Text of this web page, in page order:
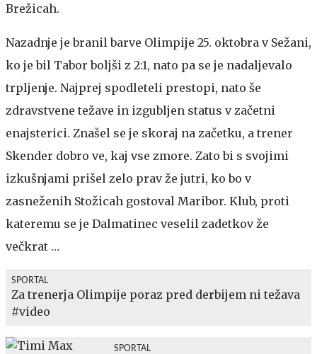
Brežicah.
Nazadnje je branil barve Olimpije 25. oktobra v Sežani,
ko je bil Tabor boljši z 2:1, nato pa se je nadaljevalo
trpljenje. Najprej spodleteli prestopi, nato še
zdravstvene težave in izgubljen status v začetni
enajsterici. Znašel se je skoraj na začetku, a trener
Skender dobro ve, kaj vse zmore. Zato bi s svojimi
izkušnjami prišel zelo prav že jutri, ko bo v
zasneženih Stožicah gostoval Maribor. Klub, proti
kateremu se je Dalmatinec veselil zadetkov že
večkrat …
SPORTAL
Za trenerja Olimpije poraz pred derbijem ni težava
#video
SPORTAL